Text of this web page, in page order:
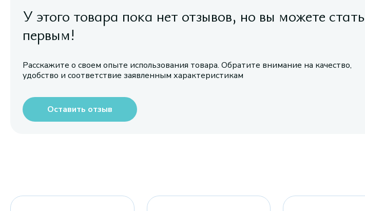
У этого товара пока нет отзывов, но вы можете стать
первым!
Расскажите о своем опыте использования товара. Обратите внимание на качество,
удобство и соответствие заявленным характеристикам
Оставить отзыв